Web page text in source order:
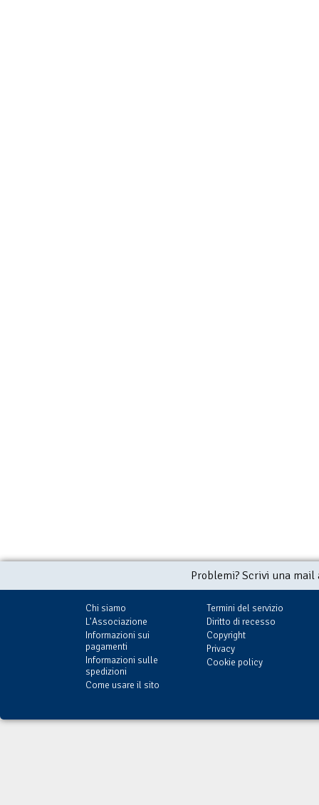
Problemi? Scrivi una
Chi siamo
L'Associazione
Informazioni sui
pagamenti
Informazioni sulle
spedizioni
Come usare il sito
Termini del servizio
Diritto di recesso
Copyright
Privacy
Cookie policy